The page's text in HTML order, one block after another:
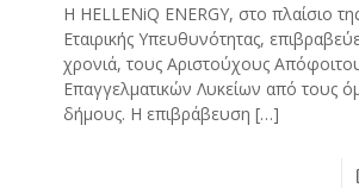
Η HELLENiQ ENERGY, στο πλαίσιο
Εταιρικής Υπευθυνότητας,
χρονιά, τους Αριστούχους
Επαγγελματικών Λυκείων από τους
δήμους. Η επιβράβευση […]